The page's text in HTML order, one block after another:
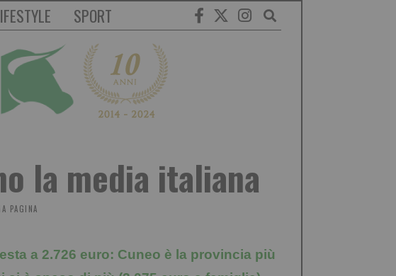
SPORT
la media italiana
PAGINA
a 2.726 euro: Cuneo è la provincia più